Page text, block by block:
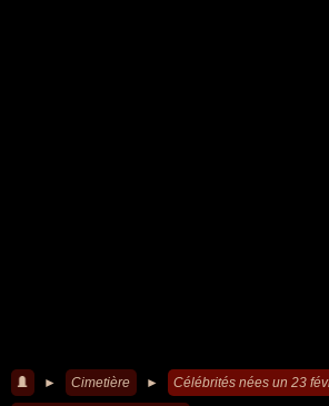
► Cimetière ► Célébrités nées un 23